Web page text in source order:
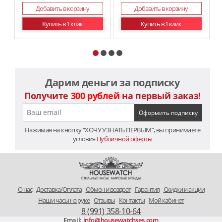
Добавить в корзину
Купить в 1 клик
Добавить в корзину
Купить в 1 клик
Дарим деньги за подписку
Получите 300 рублей на первый заказ!
Нажимая на кнопку “ХОЧУ УЗНАТЬ ПЕРВЫМ”, вы принимаете
условия Публичной оферты
O нас Доставка/Оплата Обмен и возврат Гарантия Скидки и акции
Наши часы на руке Отзывы Контакты Мой кабинет
8 (991) 358-10-64
Email: info@housewatchses.com